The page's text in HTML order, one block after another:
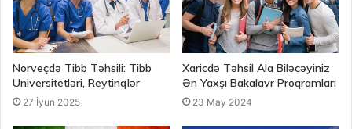
Norveçdə Tibb Təhsili: Tibb
Universitetləri, Reytinqlər
27 İyun 2025
Xaricdə Təhsil Ala Biləcəyiniz
Ən Yaxşı Bakalavr Proqramları
23 May 2024